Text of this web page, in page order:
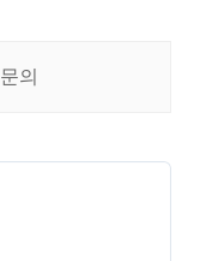
문의